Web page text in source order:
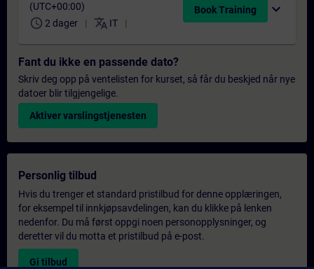
(UTC+00:00)
schedule 2 dager translate IT
Book Training expand_more
Fant du ikke en passende dato?
Skriv deg opp på ventelisten for kurset, så får du beskjed når nye
datoer blir tilgjengelige.
Aktiver varslingstjenesten
Personlig tilbud
Hvis du trenger et standard pristilbud for denne opplæringen,
for eksempel til innkjøpsavdelingen, kan du klikke på lenken
nedenfor. Du må først oppgi noen personopplysninger, og
deretter vil du motta et pristilbud på e-post.
Gi tilbud